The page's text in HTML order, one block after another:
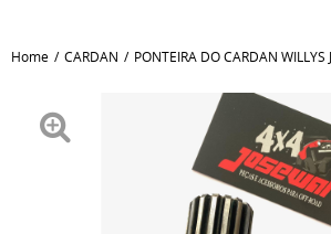
Home CARDAN PONTEIRA DO CARDAN WILLYS